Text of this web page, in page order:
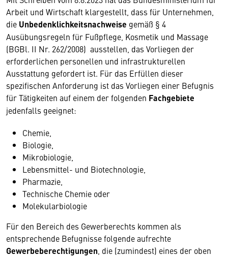
Arbeit und Wirtschaft klargestellt, dass für Unternehmen,
die Unbedenklichkeitsnachweise gemäß § 4
Ausübungsregeln für Fußpflege, Kosmetik und Massage
(BGBl. II Nr. 262/2008) ausstellen, das Vorliegen der
erforderlichen personellen und infrastrukturellen
Ausstattung gefordert ist. Für das Erfüllen dieser
spezifischen Anforderung ist das Vorliegen einer Befugnis
für Tätigkeiten auf einem der folgenden Fachgebiete
jedenfalls geeignet:
Chemie,
Biologie,
Mikrobiologie,
Lebensmittel- und Biotechnologie,
Pharmazie,
Technische Chemie oder
Molekularbiologie
Für den Bereich des Gewerberechts kommen als
entsprechende Befugnisse folgende aufrechte
Gewerbeberechtigungen , die (zumindest) eines der oben